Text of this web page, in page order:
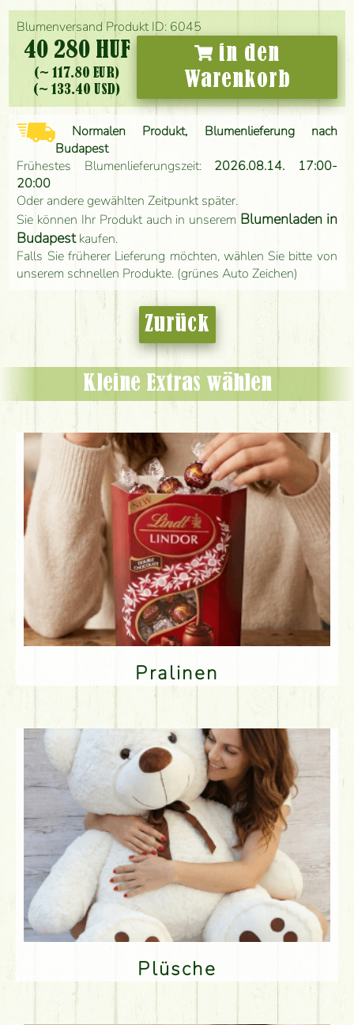
Blumenversand Produkt ID: 6045
40 280 HUF
(~ 117.80 EUR)
(~ 133.40 USD)
in den
Warenkorb
Normalen Produkt, Blumenlieferung nach
Budapest
Frühestes Blumenlieferungszeit: 2026.08.14. 17:00-
20:00
Oder andere gewählten Zeitpunkt später.
Sie können Ihr Produkt auch in unserem Blumenladen in
Budapestkaufen.
Falls Sie früherer Lieferung möchten, wählen Sie bitte von
unserem schnellen Produkte. (grünes Auto Zeichen)
Zurück
Kleine Extras wählen
Pralinen
Plüsche